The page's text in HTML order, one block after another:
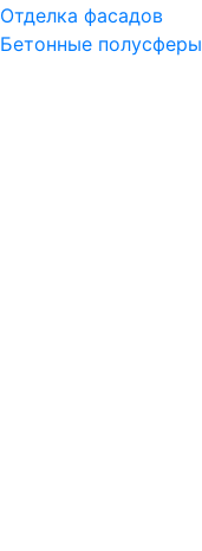
Отделка фасадов
Бетонные полусферы